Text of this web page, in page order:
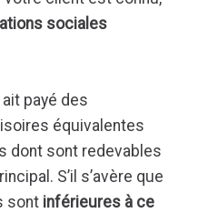
sociales
payé des
équivalentes
dont sont redevables
S’il s’avère que
sont inférieures à ce